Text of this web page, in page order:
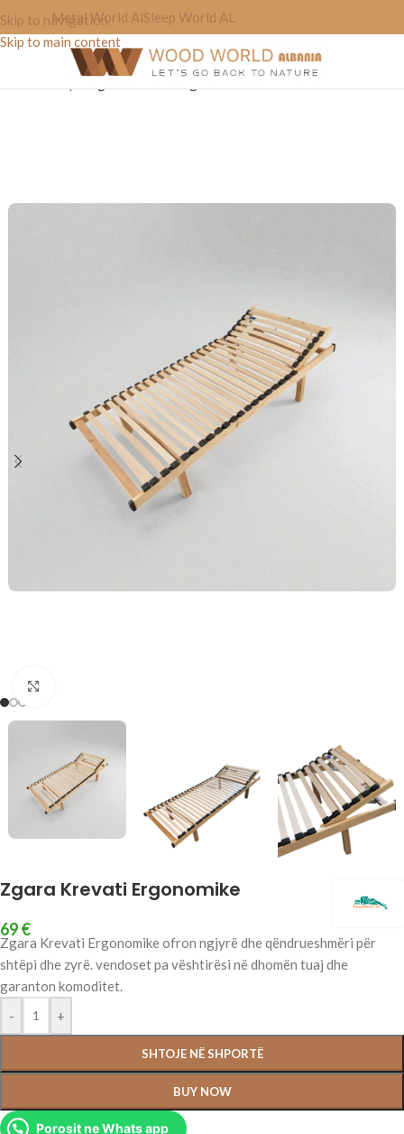
Skip to navigation
Skip to main content
Metal World AlSleep World AL
Zgara Krevati Ergonomike
69€
Zgara Krevati Ergonomike ofron ngjyrë dhe qëndrueshmëri për
shtëpi dhe zyrë. vendoset pa vështirësi në dhomën tuaj dhe
garanton komoditet.
-
+
SHTOJE NË SHPORTË
BUY NOW
Porosit ne Whats app